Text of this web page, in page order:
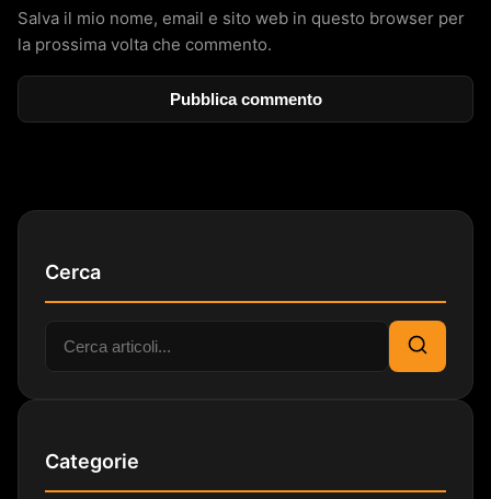
Salva il mio nome, email e sito web in questo browser per
la prossima volta che commento.
Cerca
Cerca:
Cerca
Categorie